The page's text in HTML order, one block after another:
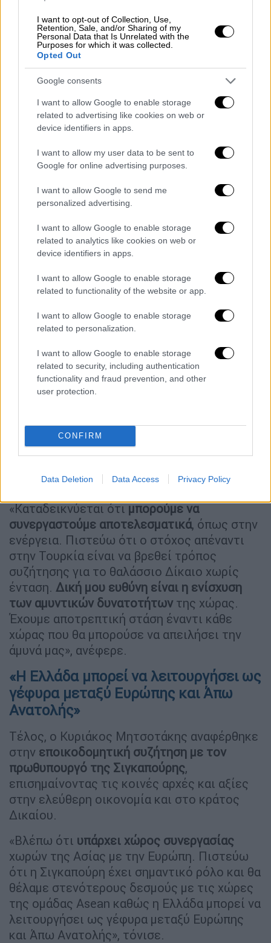
I want to opt-out of Collection, Use,
Retention, Sale, and/or Sharing of my
Personal Data that Is Unrelated with the
Purposes for which it was collected.
Opted Out
Google consents
I want to allow Google to enable storage
related to advertising like cookies on web or
device identifiers in apps.
I want to allow my user data to be sent to
Google for online advertising purposes.
I want to allow Google to send me
personalized advertising.
I want to allow Google to enable storage
related to analytics like cookies on web or
device identifiers in apps.
I want to allow Google to enable storage
related to functionality of the website or app.
I want to allow Google to enable storage
related to personalization.
I want to allow Google to enable storage
related to security, including authentication
functionality and fraud prevention, and other
user protection.
CONFIRM
Data Deletion Data Access Privacy Policy
Δεν έχει κοινοποιηθεί επίσημα στους
Ευρωπαίους ηγέτες το σχέδιο Τραμπ
«Πρέπει να αντλήσουμε διδάγματα για να
λάβουμε αποφάσεις», πρόσθεσε, απαντώντας
σε σχετική ερώτηση, ενώ διευκρίνισε ότι
δεν έχει κοινοποιηθεί επίσημα στους
Ευρωπαίους ηγέτες το σχέδιοΤραμπ
τερματισμό του πολέμου.
«Έχουμε καταστήσει σαφές ότι καμία
Ουκρανία και το προβληματικό σημείο για
εμένα είναι η παραχώρηση εδαφών.
Κατανοούμε ότι ως Ευρωπαίοι πρέπει να
στηρίξουμε οικονομικά την Ουκρανία.
Πιστεύω ότι κάθε ευρωπαϊκή χώρα
προσπαθεί να αντιμετωπίσει τις δικές της
προκλήσεις, όμως εναπόκειται σε κάθε χώρα
υπάρχεικοινός βηματισμός», ανέφερε
μεταξύ άλλων ο Κυριάκος Μητσοτάκης.
«Στόχος για την Τουρκία να βρεθεί
τρόπος συζήτησης για το θαλάσσιο
Δίκαιο»
προτιμήσεων του Τραμπ σε αυταρχικούς
ηγέτεςόπως ο Ερντογάν, ο πρωθυπουργός
καθώς πρόκειται για στρατηγικό εταίρο.
«Καταδεικνύεται ότιμπορούμε να
συνεργαστούμε αποτελεσματικά, όπως στην
ενέργεια. Πιστεύω ότι ο στόχος απέναντι
στην Τουρκία είναι να βρεθεί τρόπος
συζήτησης για το θαλάσσιο Δίκαιο χωρίς
ένταση. Δική μου ευθύνη είναι η ενίσχυση
των αμυντικών δυνατοτήτων της χώρας.
Έχουμε αποτρεπτική στάση έναντι κάθε
χώρας που θα μπορούσε να απειλήσει την
άμυνά μας», ανέφερε.
«Η Ελλάδα μπορεί να λειτουργήσει ως
γέφυρα μεταξύ Ευρώπης και Άπω
Ανατολής»
Τέλος, ο Κυριάκος Μητσοτάκης αναφέρθηκε
στην εποικοδομητική συζήτηση με τον
πρωθυπουργό της Σιγκαπούρης,
επισημαίνοντας τις κοινές αρχές και αξίες
στην ελεύθερη οικονομία και στο κράτος
Δικαίου.
«Βλέπω ότι υπάρχει χώρος συνεργασίας
χωρών της Ασίας με την Ευρώπη. Πιστεύω
ότι η Σιγκαπούρη έχει σημαντικό ρόλο και θα
θέλαμε στενότερους δεσμούς με τις χώρες
της ομάδας Αsean καθώς η Ελλάδα μπορεί να
λειτουργήσει ως γέφυρα μεταξύ Ευρώπης
και Άπω Ανατολής», τόνισε.